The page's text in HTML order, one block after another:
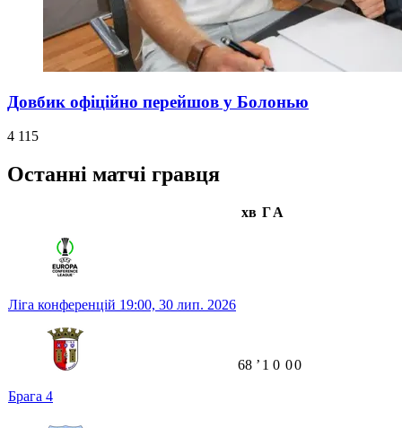
Довбик офіційно перейшов у Болонью
4 115
Останні матчі гравця
хв ГА
Ліга конференцій 19:00, 30 лип. 2026
Брага 4
68 ʼ 1 0 00